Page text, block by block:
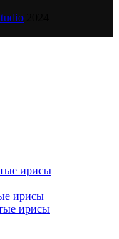
ирисы
ирисы
ирисы